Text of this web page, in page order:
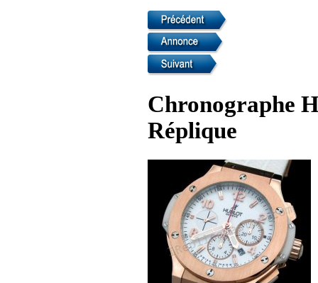
Chronographe
Réplique